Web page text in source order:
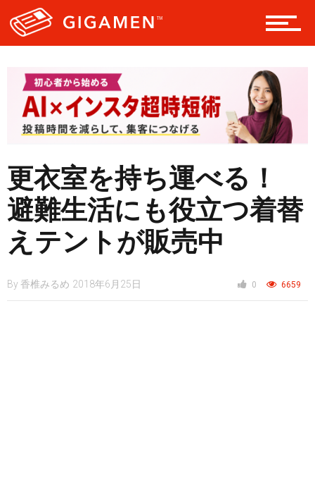
レジャー
ヘルス・健康
仮想通貨
スマートフォン
更衣室を持ち運べる！
避難生活にも役立つ着替
えテントが販売中
By 香椎みるめ 2018年6月25日 0 6659